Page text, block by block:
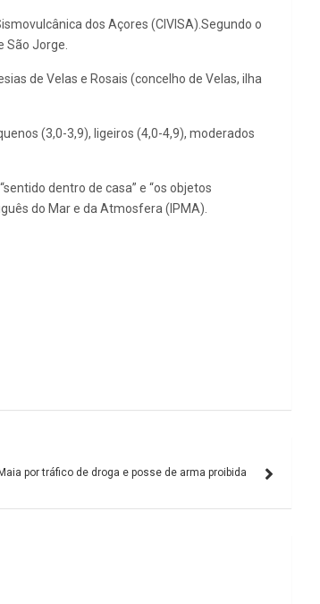
dos Açores (CIVISA).Segundo o
São Jorge.
de Velas e Rosais (concelho de Velas, ilha
(3,0-3,9), ligeiros (4,0-4,9), moderados
dentro de casa” e “os objetos
do Mar e da Atmosfera (IPMA).
por tráfico de droga e posse de arma proibida